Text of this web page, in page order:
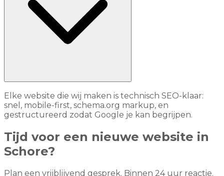
Elke website die wij maken is technisch SEO-klaar:
snel, mobile-first, schema.org markup, en
gestructureerd zodat Google je kan begrijpen.
Tijd voor een nieuwe website in
Schore?
Plan een vrijblijvend gesprek. Binnen 24 uur reactie.